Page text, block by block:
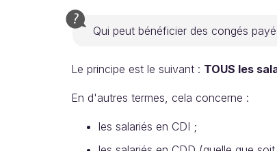
Qui peut bénéficier des congés
Le principe est le suivant : TOUS les
En d'autres termes, cela concerne :
les salariés en CDI ;